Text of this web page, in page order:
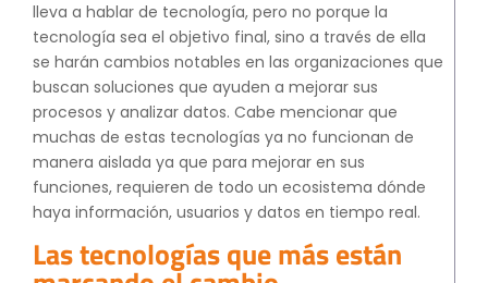
lleva a hablar de tecnología, pero no porque la
tecnología sea el objetivo final, sino a través de ella
se harán cambios notables en las organizaciones que
buscan soluciones que ayuden a mejorar sus
procesos y analizar datos. Cabe mencionar que
muchas de estas tecnologías ya no funcionan de
manera aislada ya que para mejorar en sus
funciones, requieren de todo un ecosistema dónde
haya información, usuarios y datos en tiempo real.
Las tecnologías que más están